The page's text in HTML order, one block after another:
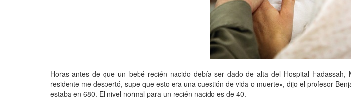
Horas antes de que un bebé recién nacido debía ser dado de alta del Hospital
residente me despertó, supe que esto era una cuestión de vida o muerte», dijo el profesor
estaba en 680. El nivel normal para un recién nacido es de 40.